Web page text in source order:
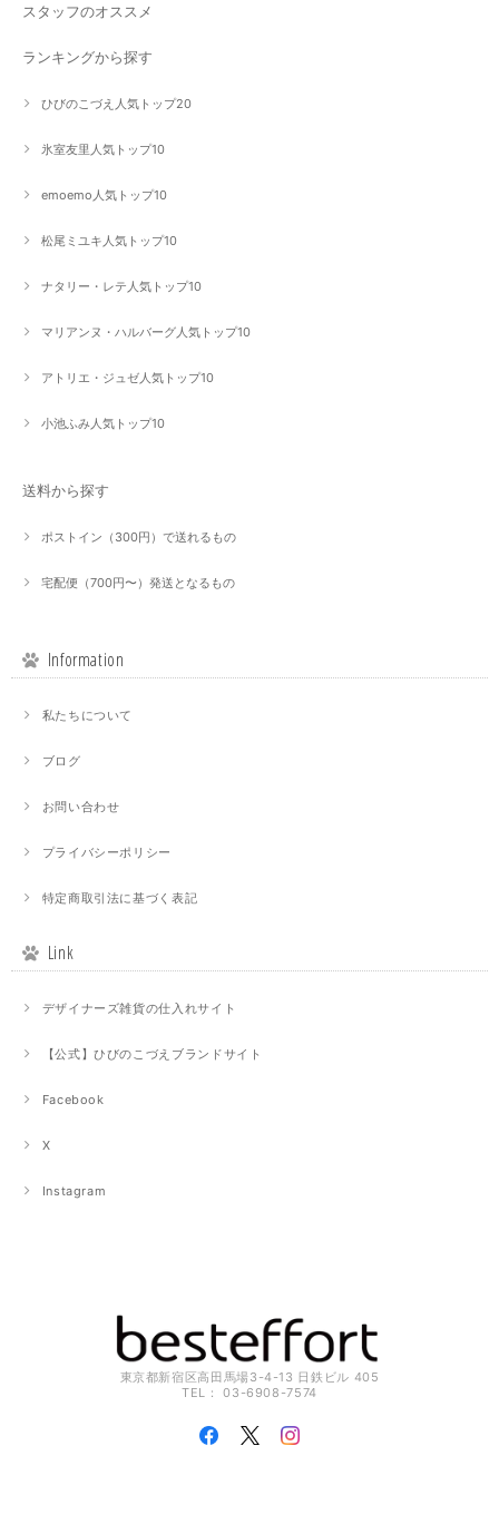
スタッフのオススメ
ランキングから探す
ひびのこづえ人気トップ20
氷室友里人気トップ10
emoemo人気トップ10
松尾ミユキ人気トップ10
ナタリー・レテ人気トップ10
マリアンヌ・ハルバーグ人気トップ10
アトリエ・ジュゼ人気トップ10
小池ふみ人気トップ10
送料から探す
ポストイン（300円）で送れるもの
宅配便（700円〜）発送となるもの
Information
私たちについて
ブログ
お問い合わせ
プライバシーポリシー
特定商取引法に基づく表記
Link
デザイナーズ雑貨の仕入れサイト
【公式】ひびのこづえブランドサイト
Facebook
X
Instagram
東京都新宿区高田馬場3-4-13 日鉄ビル 405
TEL： 03-6908-7574